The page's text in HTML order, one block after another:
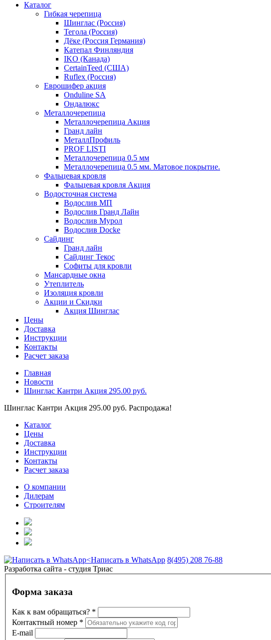
Каталог
Гибкая черепица
Шинглас (Россия)
Тегола (Россия)
Дёке (Россия Германия)
Катепал Финляндия
IKO (Канада)
CertainTeed (США)
Ruflex (Россия)
Еврошифер акция
Onduline SA
Ондалюкс
Металлочерепица
Металлочерепица Акция
Гранд лайн
МеталлПрофиль
PROF LISTI
Металлочерепица 0.5 мм
Металлочерепица 0.5 мм. Матовое покрытие.
Фальцевая кровля
Фальцевая кровля Акция
Водосточная система
Водослив МП
Водослив Гранд Лайн
Водослив Мурол
Водослив Docke
Сайдинг
Гранд лайн
Сайдинг Текос
Софиты для кровли
Мансардные окна
Утеплитель
Изоляция кровли
Акции и Скидки
Акция Шинглас
Цены
Доставка
Инструкции
Контакты
Расчет заказа
Главная
Новости
Шинглас Кантри Акция 295.00 руб.
Шинглас Кантри Акция 295.00 руб. Распродажа!
Каталог
Цены
Доставка
Инструкции
Контакты
Расчет заказа
О компании
Дилерам
Строителям
Написать в WhatsApp 8(495) 208 76-88
Разработка сайта - студия Триас
Форма заказа
Как к вам обращаться? *
Контактный номер *
E-mail